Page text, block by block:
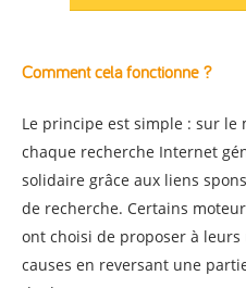
Comment cela fonctionne ?
Le principe est simple : sur le
chaque recherche Internet
solidaire grâce aux liens
de recherche. Certains
ont choisi de proposer à
causes en reversant une